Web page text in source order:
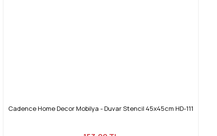
Cadence Home Decor Mobilya - Duvar Stencil 45x45cm HD-111